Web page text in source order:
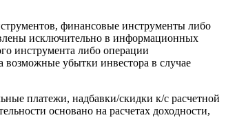
финансовые инструменты либо
исключительно в информационных
инструмента либо операции
возможные убытки инвестора в случае
платежи, надбавки/скидки к/с расчетной
основано на расчетах доходности,